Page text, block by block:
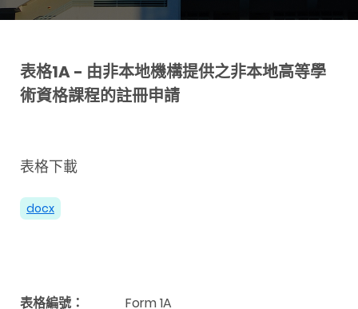
表格1A - 由非本地機構提供之非本地高等學
術資格課程的註冊申請
表格下載
docx
表格編號：
Form 1A